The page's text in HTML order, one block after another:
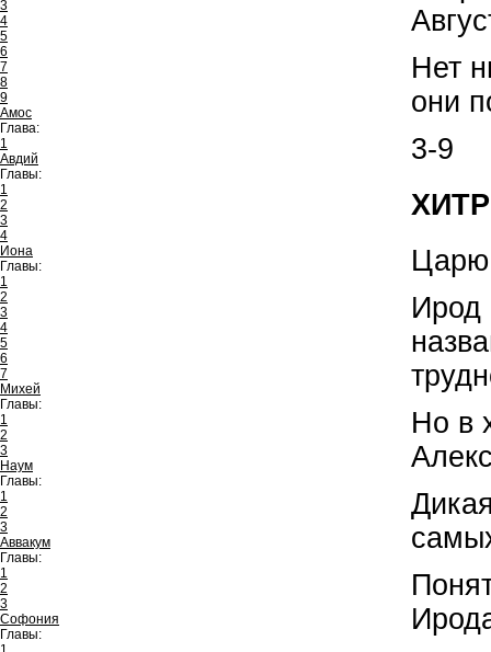
3
4
5
6
7
8
9
Амос
Глава:
1
Авдий
Главы:
1
2
3
4
Иона
Главы:
1
2
3
4
5
6
7
Михей
Главы:
1
2
3
Наум
Главы:
1
2
3
Аввакум
Главы:
1
2
3
Софония
Главы:
Нет
они
3-9
Царю
Ирод
Но в